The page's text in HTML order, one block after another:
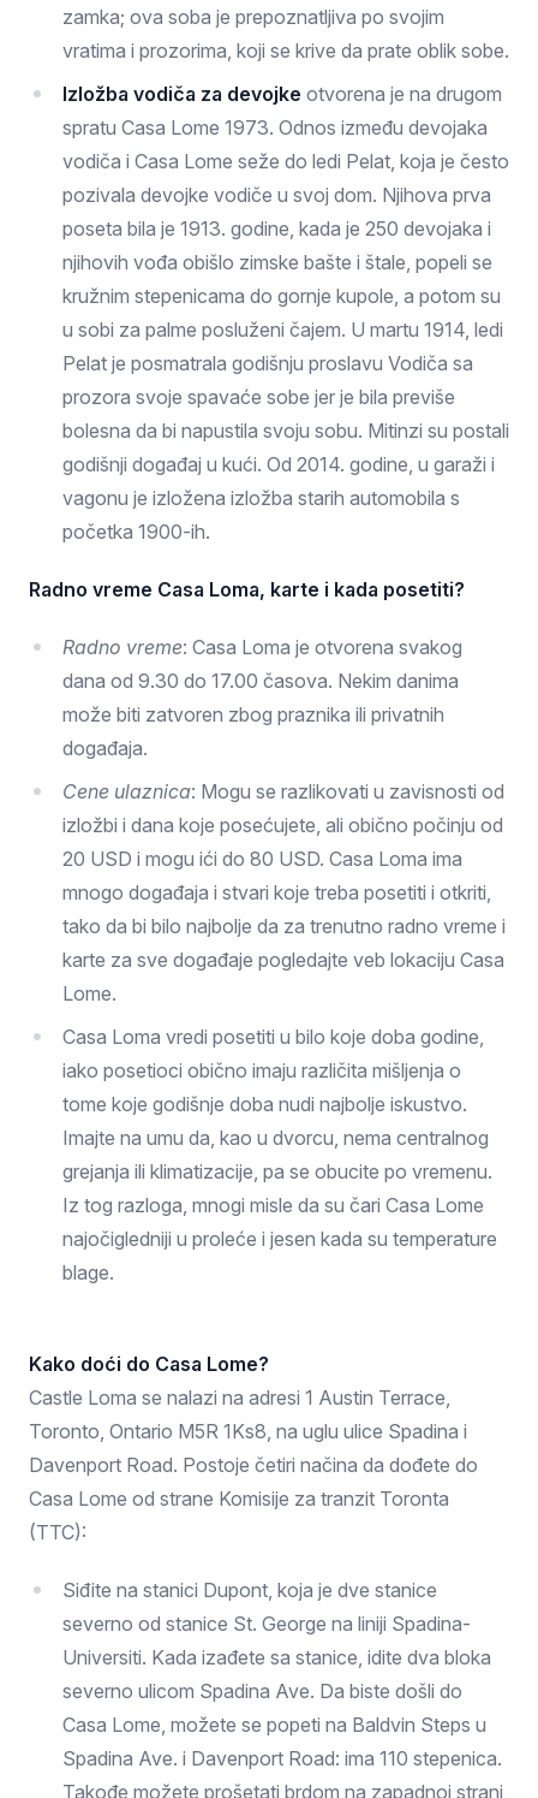
zamka; ova soba je prepoznatljiva po svojim
vratima i prozorima, koji se krive da prate oblik sobe.
Izložba vodiča za devojke otvorena je na drugom
spratu Casa Lome 1973. Odnos između devojaka
vodiča i Casa Lome seže do ledi Pelat, koja je često
pozivala devojke vodiče u svoj dom. Njihova prva
poseta bila je 1913. godine, kada je 250 devojaka i
njihovih vođa obišlo zimske bašte i štale, popeli se
kružnim stepenicama do gornje kupole, a potom su
u sobi za palme posluženi čajem. U martu 1914, ledi
Pelat je posmatrala godišnju proslavu Vodiča sa
prozora svoje spavaće sobe jer je bila previše
bolesna da bi napustila svoju sobu. Mitinzi su postali
godišnji događaj u kući. Od 2014. godine, u garaži i
vagonu je izložena izložba starih automobila s
početka 1900-ih.
Radno vreme Casa Loma, karte i kada posetiti?
Radno vreme: Casa Loma je otvorena svakog
dana od 9.30 do 17.00 časova. Nekim danima
može biti zatvoren zbog praznika ili privatnih
događaja.
Cene ulaznica: Mogu se razlikovati u zavisnosti od
izložbi i dana koje posećujete, ali obično počinju od
20 USD i mogu ići do 80 USD. Casa Loma ima
mnogo događaja i stvari koje treba posetiti i otkriti,
tako da bi bilo najbolje da za trenutno radno vreme i
karte za sve događaje pogledajte veb lokaciju Casa
Lome.
Casa Loma vredi posetiti u bilo koje doba godine,
iako posetioci obično imaju različita mišljenja o
tome koje godišnje doba nudi najbolje iskustvo.
Imajte na umu da, kao u dvorcu, nema centralnog
grejanja ili klimatizacije, pa se obucite po vremenu.
Iz tog razloga, mnogi misle da su čari Casa Lome
najočigledniji u proleće i jesen kada su temperature
blage.
Kako doći do Casa Lome?
Castle Loma se nalazi na adresi 1 Austin Terrace,
Toronto, Ontario M5R 1Ks8, na uglu ulice Spadina i
Davenport Road. Postoje četiri načina da dođete do
Casa Lome od strane Komisije za tranzit Toronta
(TTC):
Siđite na stanici Dupont, koja je dve stanice
severno od stanice St. George na liniji Spadina-
Universiti. Kada izađete sa stanice, idite dva bloka
severno ulicom Spadina Ave. Da biste došli do
Casa Lome, možete se popeti na Baldvin Steps u
Spadina Ave. i Davenport Road: ima 110 stepenica.
Takođe možete prošetati brdom na zapadnoj strani